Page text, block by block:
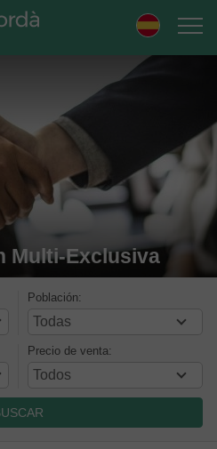
Multi-Exclusiva
Población:
Precio de venta: